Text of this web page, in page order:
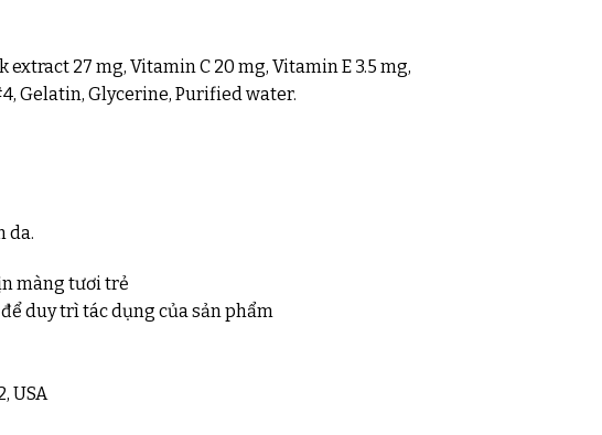
27 mg, Vitamin C 20 mg, Vitamin E 3.5 mg,
Gelatin, Glycerine, Purified water.
da.
màng tươi trẻ
duy trì tác dụng của sản phẩm
USA